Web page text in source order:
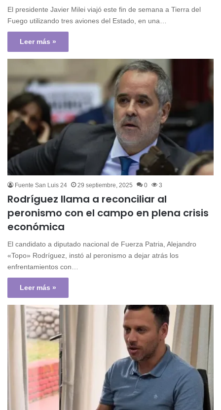
El presidente Javier Milei viajó este fin de semana a Tierra del
Fuego utilizando tres aviones del Estado, en una…
Leer más »
Fuente San Luis 24 29 septiembre, 2025 0 3
Rodríguez llama a reconciliar al
peronismo con el campo en plena crisis
económica
El candidato a diputado nacional de Fuerza Patria, Alejandro
«Topo» Rodríguez, instó al peronismo a dejar atrás los
enfrentamientos con…
Leer más »